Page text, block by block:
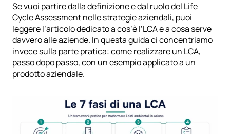
Se vuoi partire dalla definizione e dal ruolo del Life
Cycle Assessment nelle strategie aziendali, puoi
leggere l’articolo dedicato a cos’è l’LCA e a cosa serve
davvero alle aziende. In questa guida ci concentriamo
invece sulla parte pratica: come realizzare un LCA,
passo dopo passo, con un esempio applicato a un
prodotto aziendale.